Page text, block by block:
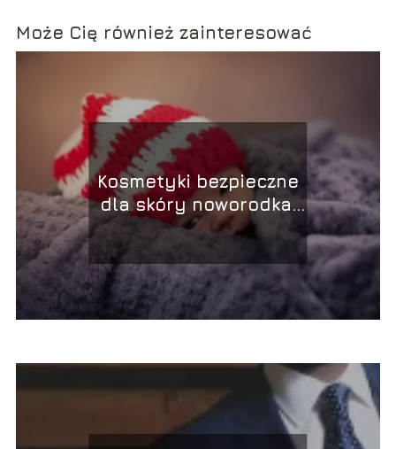
Może Cię również zainteresować
Kosmetyki bezpieczne
dla skóry noworodka:
Jakie wybrać?